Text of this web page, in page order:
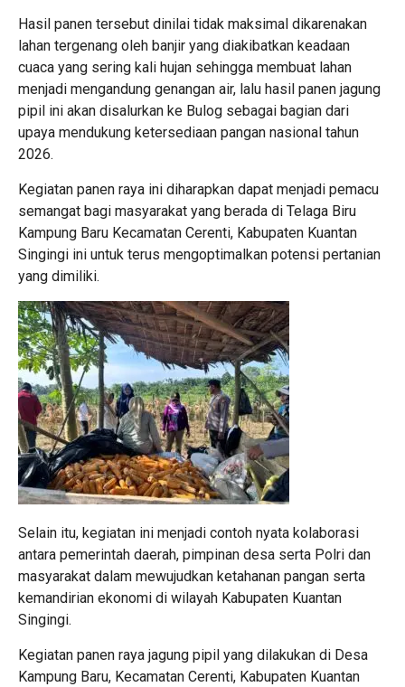
Hasil panen tersebut dinilai tidak maksimal dikarenakan
lahan tergenang oleh banjir yang diakibatkan keadaan
cuaca yang sering kali hujan sehingga membuat lahan
menjadi mengandung genangan air, lalu hasil panen jagung
pipil ini akan disalurkan ke Bulog sebagai bagian dari
upaya mendukung ketersediaan pangan nasional tahun
2026.
Kegiatan panen raya ini diharapkan dapat menjadi pemacu
semangat bagi masyarakat yang berada di Telaga Biru
Kampung Baru Kecamatan Cerenti, Kabupaten Kuantan
Singingi ini untuk terus mengoptimalkan potensi pertanian
yang dimiliki.
Selain itu, kegiatan ini menjadi contoh nyata kolaborasi
antara pemerintah daerah, pimpinan desa serta Polri dan
masyarakat dalam mewujudkan ketahanan pangan serta
kemandirian ekonomi di wilayah Kabupaten Kuantan
Singingi.
Kegiatan panen raya jagung pipil yang dilakukan di Desa
Kampung Baru, Kecamatan Cerenti, Kabupaten Kuantan